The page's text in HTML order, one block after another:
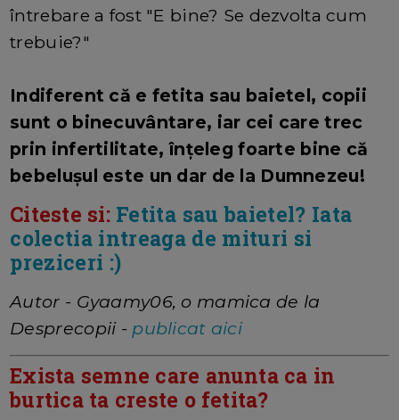
întrebare a fost "E bine? Se dezvolta cum
trebuie?"
Indiferent că e fetita sau baietel, copii
sunt o binecuvântare, iar cei care trec
prin infertilitate, înțeleg foarte bine că
bebelușul este un dar de la Dumnezeu!
Citeste si: Fetita sau baietel? Iata
colectia intreaga de mituri si
preziceri :)
Autor - Gyaamy06, o mamica de la
Desprecopii - publicat aici
Exista semne care anunta ca in
burtica ta creste o fetita?